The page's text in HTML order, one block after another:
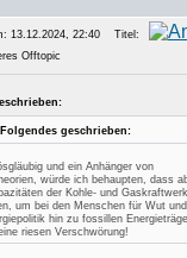
13.12.2024, 22:40
Titel:
Offtopic
geschrieben:
und ein Anhänger von
würde ich behaupten, dass
der Kohle- und
um bei den Menschen für Wut
hin zu fossillen
riesen Verschwörung!